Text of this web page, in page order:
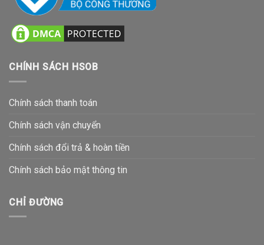
CHÍNH SÁCH HSOB
Chính sách thanh toán
Chính sách vận chuyển
Chính sách đổi trả & hoàn tiền
Chính sách bảo mật thông tin
CHỈ ĐƯỜNG